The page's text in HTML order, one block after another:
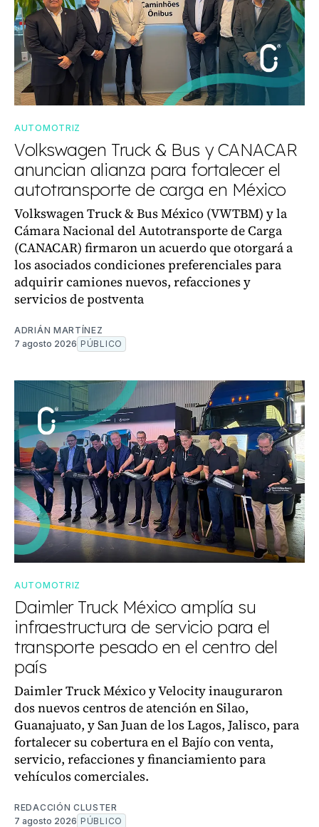
AUTOMOTRIZ
Volkswagen Truck & Bus y CANACAR
anuncian alianza para fortalecer el
autotransporte de carga en México
Volkswagen Truck & Bus México (VWTBM) y la
Cámara Nacional del Autotransporte de Carga
(CANACAR) firmaron un acuerdo que otorgará a
los asociados condiciones preferenciales para
adquirir camiones nuevos, refacciones y
servicios de postventa
ADRIÁN MARTÍNEZ
7 agosto 2026 PÚBLICO
AUTOMOTRIZ
Daimler Truck México amplía su
infraestructura de servicio para el
transporte pesado en el centro del
país
Daimler Truck México y Velocity inauguraron
dos nuevos centros de atención en Silao,
Guanajuato, y San Juan de los Lagos, Jalisco, para
fortalecer su cobertura en el Bajío con venta,
servicio, refacciones y financiamiento para
vehículos comerciales.
REDACCIÓN CLUSTER
7 agosto 2026 PÚBLICO